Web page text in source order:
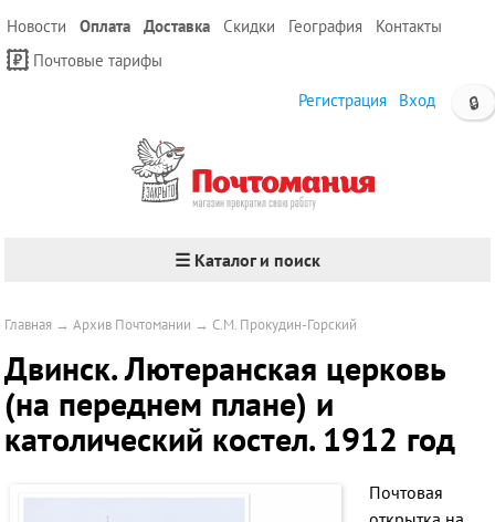
Новости Оплата Доставка Скидки География
Контакты
Почтовые тарифы
🔒
Регистрация Вход
☰ Каталог и поиск
Главная →Архив Почтомании → С.М. Прокудин-Горский
Двинск. Лютеранская церковь
(на переднем плане) и
католический костел. 1912 год
Почтовая